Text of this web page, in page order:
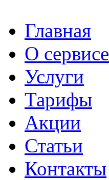
Главная
О сервисе
Услуги
Тарифы
Акции
Статьи
Контакты